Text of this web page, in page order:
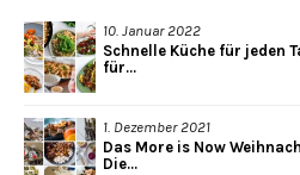
10. Januar 2022
Schnelle Küche für jeden
für...
1. Dezember 2021
Das More is Now
Die...